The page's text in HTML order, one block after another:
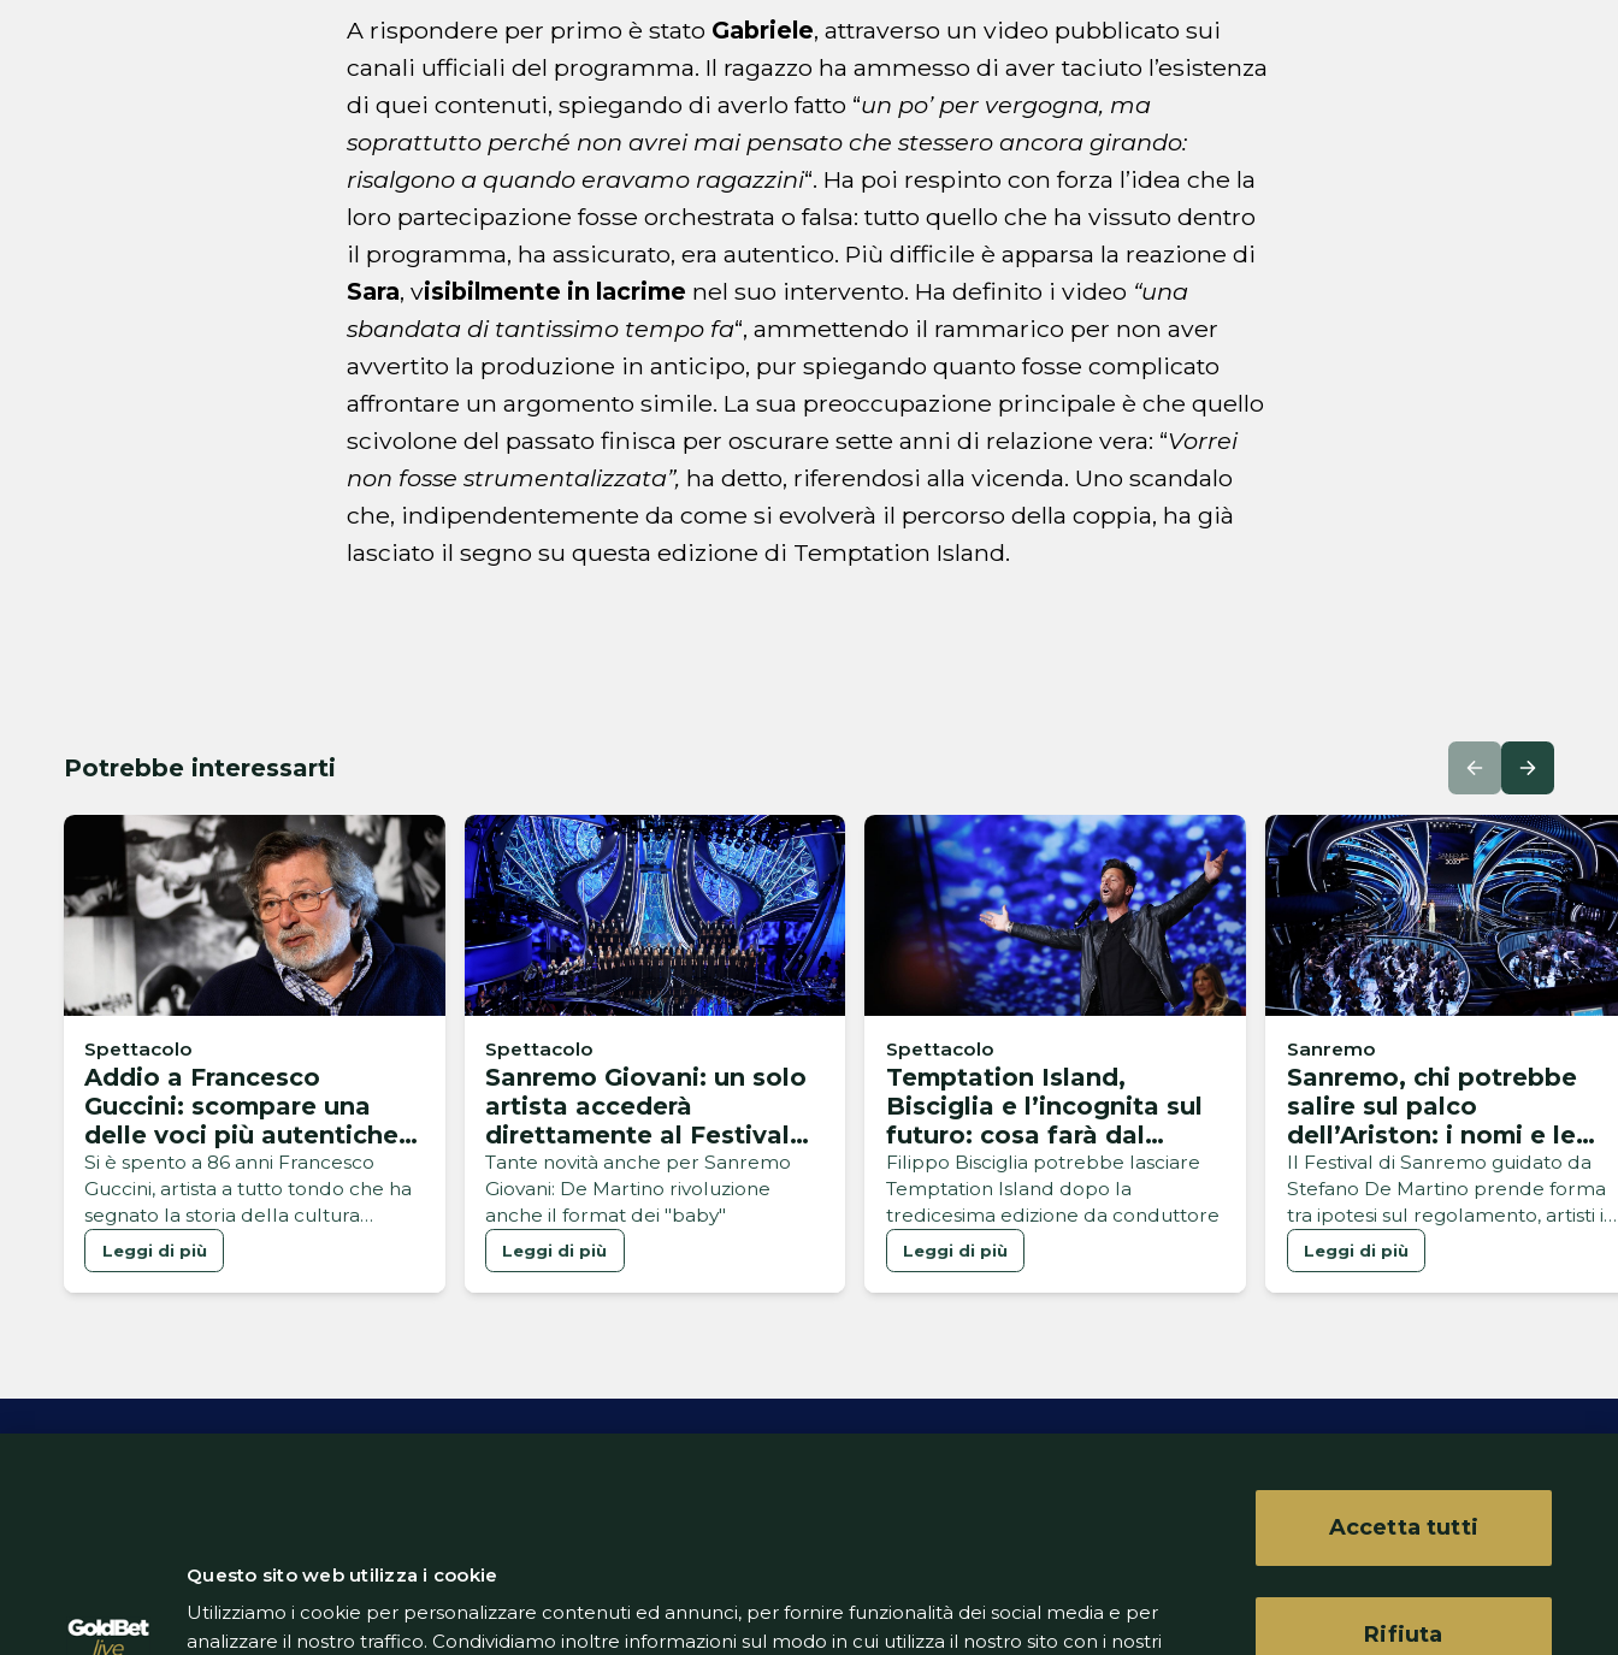
A rispondere per primo è stato Gabriele, attraverso un video pubblicato sui
canali ufficiali del programma. Il ragazzo ha ammesso di aver taciuto l’esistenza
di quei contenuti, spiegando di averlo fatto “un po’ per vergogna, ma
soprattutto perché non avrei mai pensato che stessero ancora girando:
risalgono a quando eravamo ragazzini“. Ha poi respinto con forza l’idea che la
loro partecipazione fosse orchestrata o falsa: tutto quello che ha vissuto dentro
il programma, ha assicurato, era autentico. Più difficile è apparsa la reazione di
Sara, visibilmente in lacrime nel suo intervento. Ha definito i video “una
sbandata di tantissimo tempo fa“, ammettendo il rammarico per non aver
avvertito la produzione in anticipo, pur spiegando quanto fosse complicato
affrontare un argomento simile. La sua preoccupazione principale è che quello
scivolone del passato finisca per oscurare sette anni di relazione vera: “Vorrei
non fosse strumentalizzata”, ha detto, riferendosi alla vicenda. Uno scandalo
che, indipendentemente da come si evolverà il percorso della coppia, ha già
lasciato il segno su questa edizione di Temptation Island.
Potrebbe interessarti
Spettacolo
Addio a Francesco
Guccini: scompare una
delle voci più autentiche
della musica italiana
Si è spento a 86 anni Francesco
Guccini, artista a tutto tondo che ha
segnato la storia della cultura
popolare del paese
Leggi di più
Spettacolo
Sanremo Giovani: un solo
artista accederà
direttamente al Festival
2027. Le novità
Tante novità anche per Sanremo
Giovani: De Martino rivoluzione
anche il format dei "baby"
Leggi di più
Spettacolo
Temptation Island,
Bisciglia e l’incognita sul
futuro: cosa farà dal
prossimo anno?
Filippo Bisciglia potrebbe lasciare
Temptation Island dopo la
tredicesima edizione da conduttore
Leggi di più
Sanremo
Sanremo, chi potrebbe
salire sul palco
dell’Ariston: i nomi e le
novità del Festival
Il Festival di Sanremo guidato da
Stefano De Martino prende forma
tra ipotesi sul regolamento, artisti in
gara e grandi ospiti
Leggi di più
Questo sito web utilizza i cookie
Utilizziamo i cookie per personalizzare contenuti ed annunci, per fornire funzionalità dei social media e per
analizzare il nostro traffico. Condividiamo inoltre informazioni sul modo in cui utilizza il nostro sito con i nostri
Rifiuta
Accetta tutti